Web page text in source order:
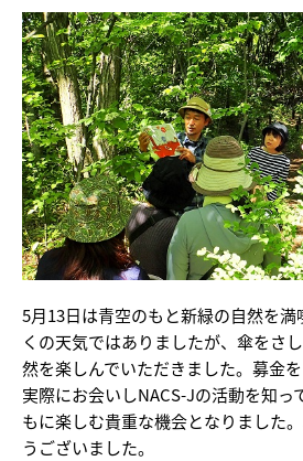
5月13日は青空のもと新緑の自然を
くの天気ではありましたが、傘をさ
然を楽しんでいただきました。募金
実際にお会いしNACS-Jの活動を知っ
もに楽しむ貴重な機会となりました
うございました。